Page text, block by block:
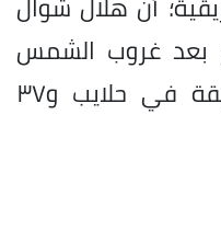
غروب الشمس
فترة تتراوح نحو ٣٠ دقيقة في حلايب و٣٧